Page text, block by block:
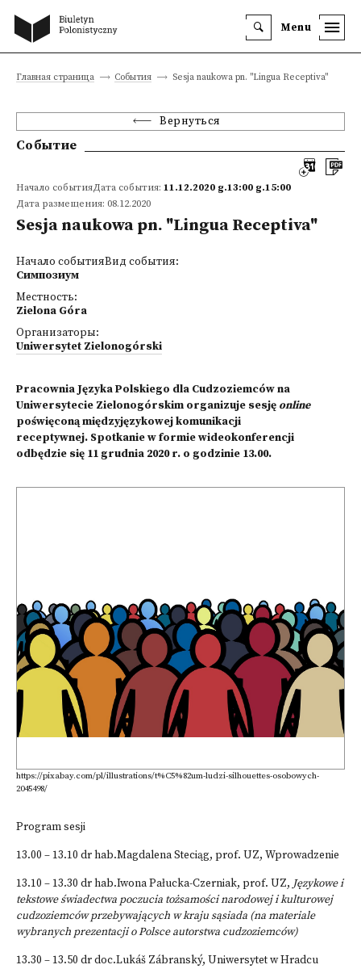
Menu
Главная страница События Sesja naukowa pn. "Lingua Receptiva"
Вернуться
Событие
Начало событияДата события: 11.12.2020 g.13:00 g.15:00
Дата размещения: 08.12.2020
Sesja naukowa pn. "Lingua Receptiva"
Начало событияВид события:
Симпозиум
Местность:
Zielona Góra
Организаторы:
Uniwersytet Zielonogórski
Pracownia Języka Polskiego dla Cudzoziemców na
Uniwersytecie Zielonogórskim organizuje sesję online
poświęconą międzyjęzykowej komunikacji
receptywnej. Spotkanie w formie wideokonferencji
odbędzie się 11 grudnia 2020 r. o godzinie 13.00.
https://pixabay.com/pl/illustrations/t%C5%82um-ludzi-silhouettes-osobowych-
2045498/
Program sesji
13.00 – 13.10 dr hab.Magdalena Steciąg, prof. UZ, Wprowadzenie
13.10 – 13.30 dr hab.Iwona Pałucka-Czerniak, prof. UZ, Językowe i
tekstowe świadectwa poczucia tożsamości narodowej i kulturowej
cudzoziemców przebywających w kraju sąsiada (na materiale
wybranych prezentacji o Polsce autorstwa cudzoziemców)
13.30 – 13.50 dr doc.Lukáš Zábranský, Uniwersytet w Hradcu